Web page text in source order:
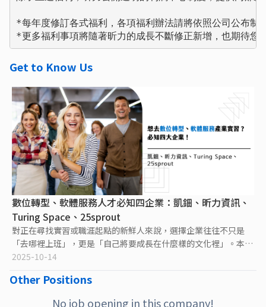
*每年度修訂各式福利，各項福利辦法請將依照公司公布制
*更多福利事項將隨著昕力的成長不斷修正新增，也期待您
Get to Know Us
數位轉型、軟體服務人才必知四企業：凱鈿、昕力資訊、
Turing Space、25sprout
對正在尋找實習或職涯起點的新鮮人來說，選擇企業往往不只是
「去哪裡上班」，更是「自己將要成長在什麼樣的文化裡」。本文
整理四間在數位轉型領域具代表性的公司——凱鈿 KDAN、昕力資
2025-10-14
Other Positions
No job opening in this company!